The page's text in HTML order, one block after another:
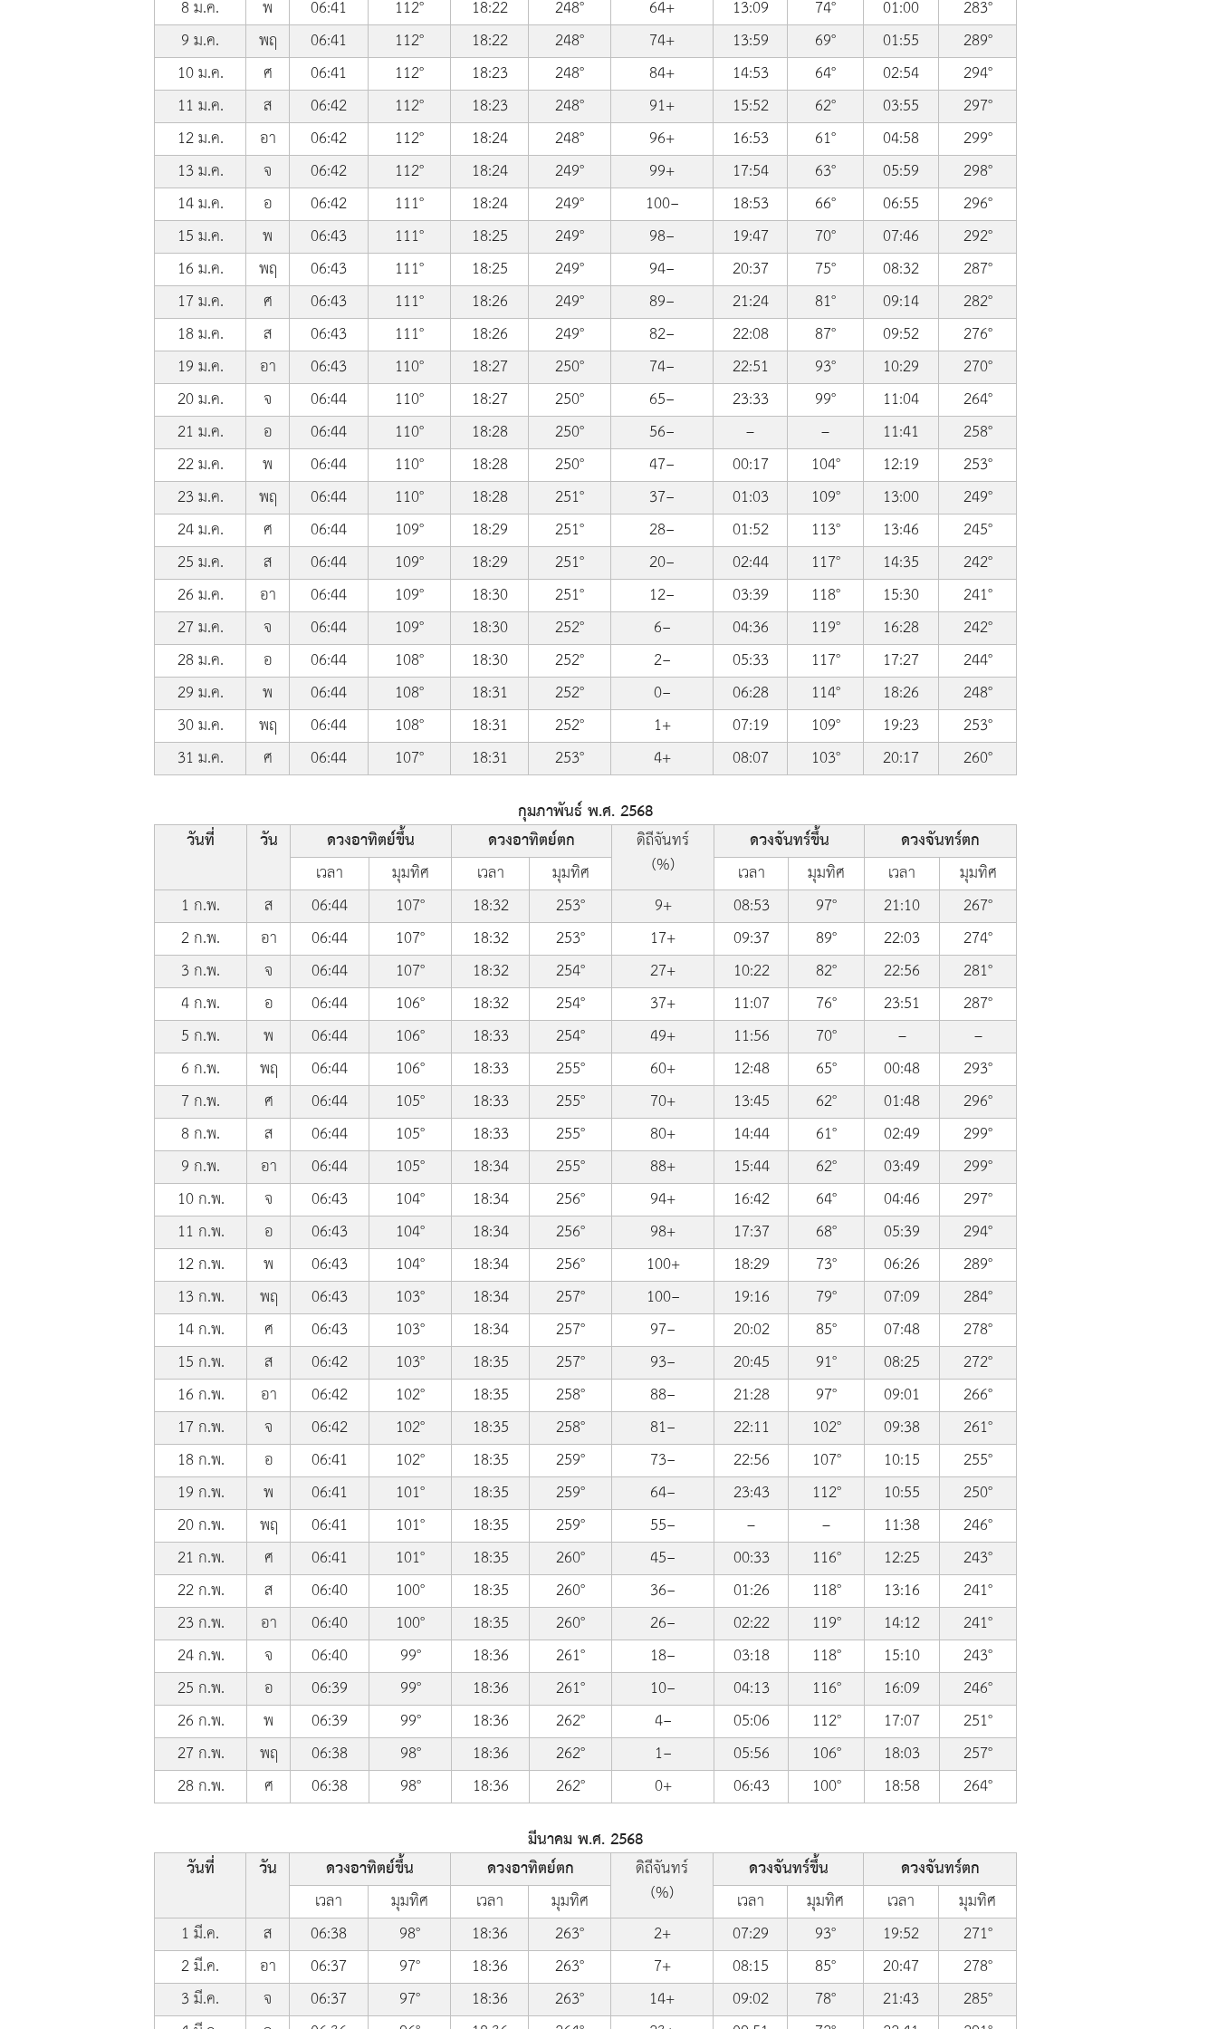
8 ม.ค. พ 06:41 112° 18:22 248° 64+ 13:09 74° 01:00
283°
9 ม.ค.
พฤ 06:41 112° 18:22 248° 74+ 13:59 69° 01:55
289°
10 ม.ค.
ศ 06:41 112° 18:23 248° 84+ 14:53 64° 02:54
294°
11 ม.ค.
ส 06:42 112° 18:23 248° 91+ 15:52 62° 03:55
297°
12 ม.ค.
อา 06:42 112° 18:24 248° 96+ 16:53 61° 04:58
299°
13 ม.ค.
จ 06:42 112° 18:24 249° 99+ 17:54 63° 05:59
298°
14 ม.ค.
อ 06:42 111° 18:24 249° 100− 18:53 66° 06:55
296°
15 ม.ค.
พ 06:43 111° 18:25 249° 98− 19:47 70° 07:46
292°
16 ม.ค.
พฤ 06:43 111° 18:25 249° 94− 20:37 75° 08:32
287°
17 ม.ค.
ศ 06:43 111° 18:26 249° 89− 21:24 81° 09:14
282°
18 ม.ค.
ส 06:43 111° 18:26 249° 82− 22:08 87° 09:52
276°
19 ม.ค.
อา 06:43 110° 18:27 250° 74− 22:51 93° 10:29
270°
20 ม.ค.
จ 06:44 110° 18:27 250° 65− 23:33 99° 11:04
264°
21 ม.ค.
อ 06:44 110° 18:28 250° 56− – – 11:41
258°
22 ม.ค.
พ 06:44 110° 18:28 250° 47− 00:17 104° 12:19
253°
23 ม.ค.
พฤ 06:44 110° 18:28 251° 37− 01:03 109° 13:00
249°
24 ม.ค.
ศ 06:44 109° 18:29 251° 28− 01:52 113° 13:46
245°
25 ม.ค.
ส 06:44 109° 18:29 251° 20− 02:44 117° 14:35
242°
26 ม.ค.
อา 06:44 109° 18:30 251° 12− 03:39 118° 15:30
241°
27 ม.ค.
จ 06:44 109° 18:30 252° 6− 04:36 119° 16:28
242°
28 ม.ค.
อ 06:44 108° 18:30 252° 2− 05:33 117° 17:27
244°
29 ม.ค.
พ 06:44 108° 18:31 252° 0− 06:28 114° 18:26
248°
30 ม.ค.
พฤ 06:44 108° 18:31 252° 1+ 07:19 109° 19:23
253°
31 ม.ค.
ศ 06:44 107° 18:31 253° 4+ 08:07 103° 20:17
260°
กุมภาพันธ์ พ.ศ. 2568
วันที่
วัน ดวงอาทิตย์ขึ้น ดวงอาทิตย์ตก ดิถีจันทร์
(%)
ดวงจันทร์ขึ้น
ดวงจันทร์ตก
เวลา
มุมทิศ เวลา มุมทิศ เวลา มุมทิศ เวลา
มุมทิศ
1 ก.พ.
ส 06:44 107° 18:32 253° 9+ 08:53 97° 21:10
267°
2 ก.พ.
อา 06:44 107° 18:32 253° 17+ 09:37 89° 22:03
274°
3 ก.พ.
จ 06:44 107° 18:32 254° 27+ 10:22 82° 22:56
281°
4 ก.พ.
อ 06:44 106° 18:32 254° 37+ 11:07 76° 23:51
287°
5 ก.พ.
พ 06:44 106° 18:33 254° 49+ 11:56 70° –
–
6 ก.พ.
พฤ 06:44 106° 18:33 255° 60+ 12:48 65° 00:48
293°
7 ก.พ.
ศ 06:44 105° 18:33 255° 70+ 13:45 62° 01:48
296°
8 ก.พ.
ส 06:44 105° 18:33 255° 80+ 14:44 61° 02:49
299°
9 ก.พ.
อา 06:44 105° 18:34 255° 88+ 15:44 62° 03:49
299°
10 ก.พ.
จ 06:43 104° 18:34 256° 94+ 16:42 64° 04:46
297°
11 ก.พ.
อ 06:43 104° 18:34 256° 98+ 17:37 68° 05:39
294°
12 ก.พ.
พ 06:43 104° 18:34 256° 100+ 18:29 73° 06:26
289°
13 ก.พ.
พฤ 06:43 103° 18:34 257° 100− 19:16 79° 07:09
284°
14 ก.พ.
ศ 06:43 103° 18:34 257° 97− 20:02 85° 07:48
278°
15 ก.พ.
ส 06:42 103° 18:35 257° 93− 20:45 91° 08:25
272°
16 ก.พ.
อา 06:42 102° 18:35 258° 88− 21:28 97° 09:01
266°
17 ก.พ.
จ 06:42 102° 18:35 258° 81− 22:11 102° 09:38
261°
18 ก.พ.
อ 06:41 102° 18:35 259° 73− 22:56 107° 10:15
255°
19 ก.พ.
พ 06:41 101° 18:35 259° 64− 23:43 112° 10:55
250°
20 ก.พ.
พฤ 06:41 101° 18:35 259° 55− – – 11:38
246°
21 ก.พ.
ศ 06:41 101° 18:35 260° 45− 00:33 116° 12:25
243°
22 ก.พ.
ส 06:40 100° 18:35 260° 36− 01:26 118° 13:16
241°
23 ก.พ.
อา 06:40 100° 18:35 260° 26− 02:22 119° 14:12
241°
24 ก.พ.
จ 06:40 99° 18:36 261° 18− 03:18 118° 15:10
243°
25 ก.พ.
อ 06:39 99° 18:36 261° 10− 04:13 116° 16:09
246°
26 ก.พ.
พ 06:39 99° 18:36 262° 4− 05:06 112° 17:07
251°
27 ก.พ.
พฤ 06:38 98° 18:36 262° 1− 05:56 106° 18:03
257°
28 ก.พ.
ศ 06:38 98° 18:36 262° 0+ 06:43 100° 18:58
264°
มีนาคม พ.ศ. 2568
วันที่
วัน ดวงอาทิตย์ขึ้น ดวงอาทิตย์ตก ดิถีจันทร์
(%)
ดวงจันทร์ขึ้น
ดวงจันทร์ตก
เวลา
มุมทิศ เวลา มุมทิศ เวลา มุมทิศ เวลา
มุมทิศ
1 มี.ค.
ส 06:38 98° 18:36 263° 2+ 07:29 93° 19:52
271°
2 มี.ค.
อา 06:37 97° 18:36 263° 7+ 08:15 85° 20:47
278°
3 มี.ค.
จ 06:37 97° 18:36 263° 14+ 09:02 78° 21:43
285°